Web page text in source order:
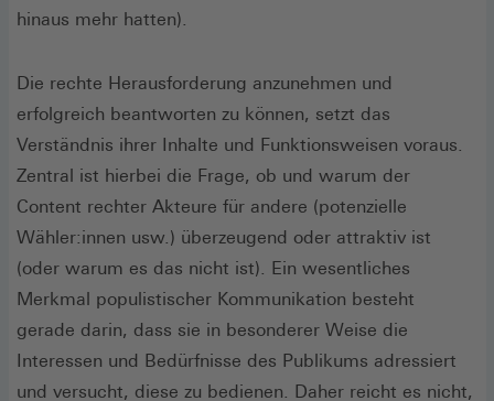
hinaus mehr hatten).
Die rechte Herausforderung anzunehmen und
erfolgreich beantworten zu können, setzt das
Verständnis ihrer Inhalte und Funktionsweisen voraus.
Zentral ist hierbei die Frage, ob und warum der
Content rechter Akteure für andere (potenzielle
Wähler:innen usw.) überzeugend oder attraktiv ist
(oder warum es das nicht ist). Ein wesentliches
Merkmal populistischer Kommunikation besteht
gerade darin, dass sie in besonderer Weise die
Interessen und Bedürfnisse des Publikums adressiert
und versucht, diese zu bedienen. Daher reicht es nicht,